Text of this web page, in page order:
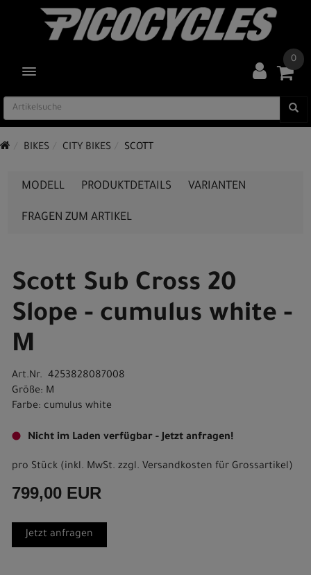
TOGGLE NAVIGATION
0
BIKES CITY BIKES SCOTT
MODELL PRODUKTDETAILS VARIANTEN
FRAGEN ZUM ARTIKEL
Scott Sub Cross 20
Slope - cumulus white -
M
Art.Nr. 4253828087008
Größe: M
Farbe: cumulus white
Nicht im Laden verfügbar - Jetzt anfragen!
pro Stück (inkl. MwSt. zzgl. Versandkosten für Grossartikel)
799,00 EUR
Jetzt anfragen